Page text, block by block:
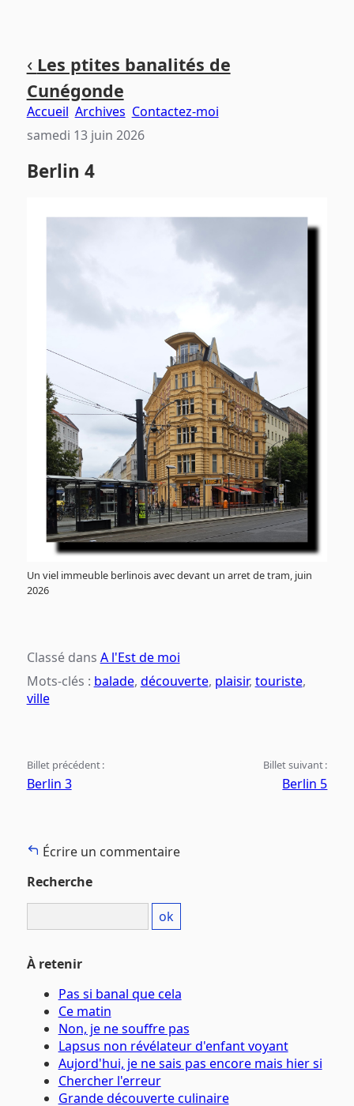
contenu
principal
menu
principal
‹ Les ptites banalités de
Cunégonde
Accueil Archives Contactez-moi
samedi 13 juin 2026
Berlin 4
Un viel immeuble berlinois avec devant un arret de tram, juin
2026
Classé dans A l'Est de moi
Mots-clés : balade, découverte, plaisir, touriste,
ville
Billet précédent :
Berlin 3
Billet suivant :
Berlin 5
Écrire un commentaire
Recherche
À retenir
Pas si banal que cela
Ce matin
Non, je ne souffre pas
Lapsus non révélateur d'enfant voyant
Aujord'hui, je ne sais pas encore mais hier si
Chercher l'erreur
Grande découverte culinaire